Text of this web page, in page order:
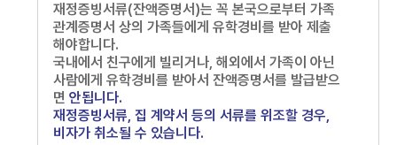
재정증빙서류(잔액증명서)는 꼭 본국으로부터 가족
관계증명서 상의 가족들에게 유학경비를 받아 제출
해야합니다.
국내에서 친구에게 빌리거나, 해외에서 가족이 아닌
사람에게 유학경비를 받아서 잔액증명서를 발급받으
면 안됩니다.
재정증빙서류, 집 계약서 등의 서류를 위조할 경우,
비자가 취소될 수 있습니다.